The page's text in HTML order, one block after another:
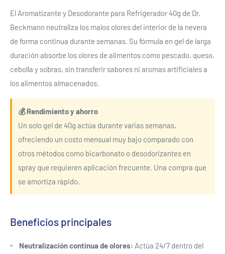
El Aromatizante y Desodorante para Refrigerador 40g de Dr.
Beckmann neutraliza los malos olores del interior de la nevera
de forma continua durante semanas. Su fórmula en gel de larga
duración absorbe los olores de alimentos como pescado, queso,
cebolla y sobras, sin transferir sabores ni aromas artificiales a
los alimentos almacenados.
💰 Rendimiento y ahorro
Un solo gel de 40g actúa durante varias semanas,
ofreciendo un costo mensual muy bajo comparado con
otros métodos como bicarbonato o desodorizantes en
spray que requieren aplicación frecuente. Una compra que
se amortiza rápido.
Beneficios principales
Neutralización continua de olores: Actúa 24/7 dentro del